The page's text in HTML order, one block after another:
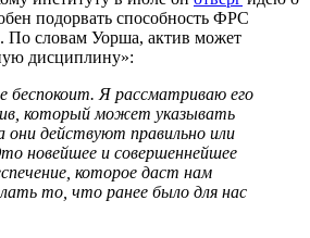
подорвать способность ФРС
По словам Уорша, актив может
дисциплину»:
беспокоит. Я рассматриваю его
который может указывать
они действуют правильно или
новейшее и совершеннейшее
которое даст нам
то, что ранее было для нас